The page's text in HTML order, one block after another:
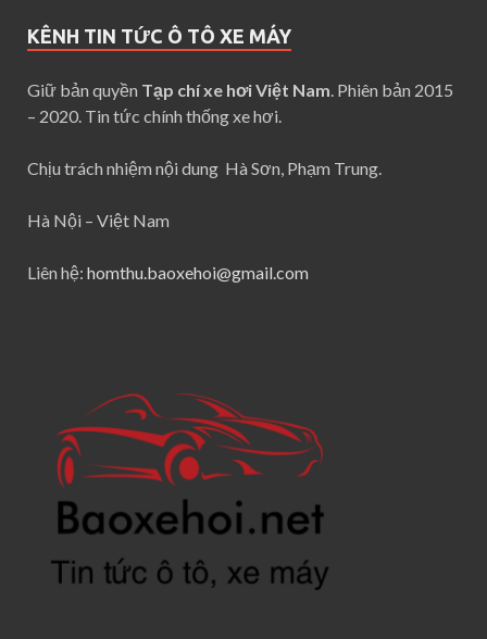
KÊNH TIN TỨC Ô TÔ XE MÁY
Giữ bản quyền Tạp chí xe hơi Việt Nam. Phiên bản 2015
– 2020. Tin tức chính thống xe hơi.
Chịu trách nhiệm nội dung Hà Sơn, Phạm Trung.
Hà Nội – Việt Nam
Liên hệ: homthu.baoxehoi@gmail.com